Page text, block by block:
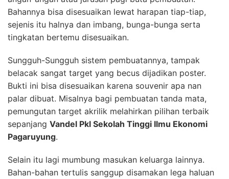
Bahannya bisa disesuaikan lewat harapan tiap-tiap,
sejenis itu halnya dan imbang, bunga-bunga serta
tingkatan bertemu disesuaikan.
Sungguh-Sungguh sistem pembuatannya, tampak
belacak sangat target yang becus dijadikan poster.
Bukti ini bisa disesuaikan karena souvenir apa nan
palar dibuat. Misalnya bagi pembuatan tanda mata,
pemungutan target akrilik melahirkan pilihan terbaik
sepanjang Vandel Pkl Sekolah Tinggi Ilmu Ekonomi
Pagaruyung.
Selain itu lagi mumbung masukan keluarga lainnya.
Bahan-bahan tertulis sanggup disamakan lega haluan